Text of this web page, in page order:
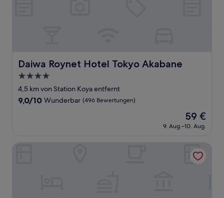
Daiwa Roynet Hotel Tokyo Akabane
Daiwa Roynet Hotel Tokyo Akabane
4.0-
Sterne-
Unterkunft
4,5 km von Station Koya entfernt
9.0
Bewertungen)
9,0/10 Wunderbar (496 Bewertungen)
Der
Preis
beträgt
59 €
9. Aug.–10. Aug.